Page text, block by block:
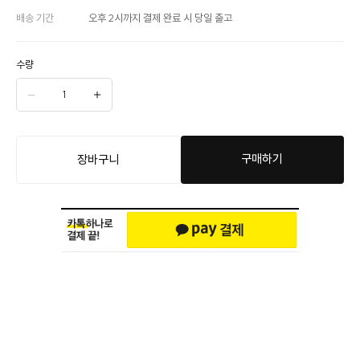
배송 기간 오후 2시까지 결제 완료 시 당일 출고
수량
장바구니 구매하기